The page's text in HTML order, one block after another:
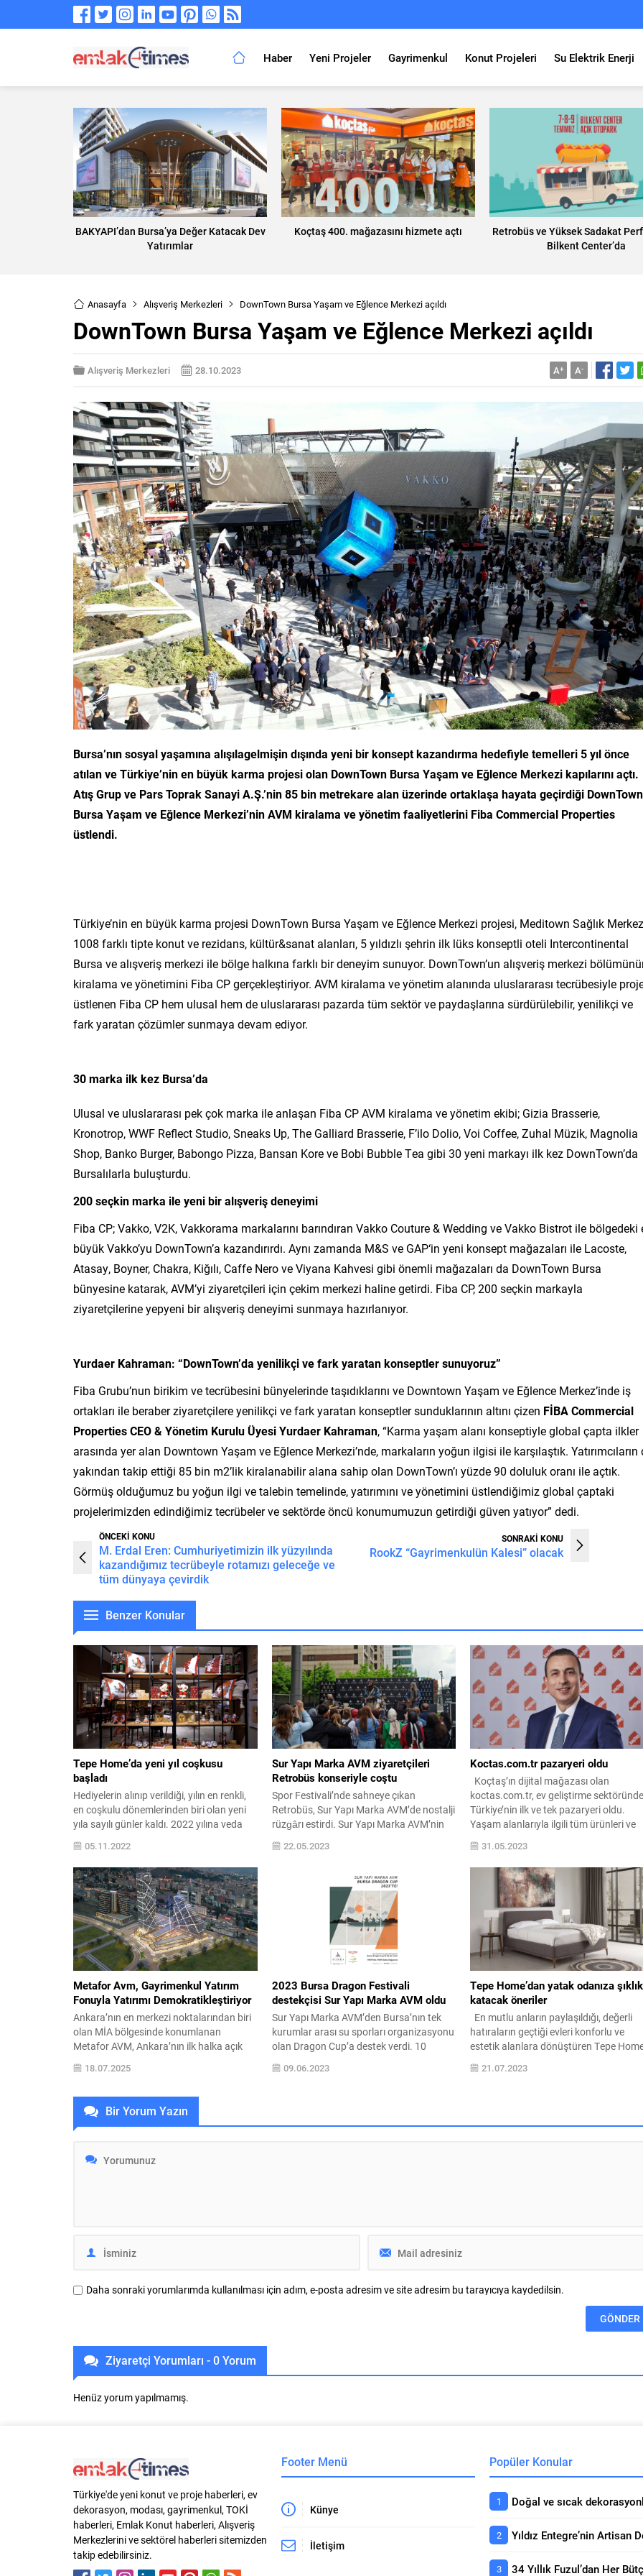
Haber Yeni Projeler Gayrimenkul Konut Projeleri Su Elektrik Enerji
BAKYAPI’dan Bursa’ya Değer Katacak Dev
Yatırımlar
Koçtaş 400. mağazasını hizmete açtı
Retrobüs ve Yüksek Sadakat
Bilkent Center’da
Anasayfa Alışveriş Merkezleri DownTown Bursa Yaşam ve Eğlence Merkezi açıldı
DownTown Bursa Yaşam ve Eğlence Merkezi açıldı
Alışveriş Merkezleri 28.10.2023 A+ A-
Bursa’nın sosyal yaşamına alışılagelmişin dışında yeni bir konsept kazandırma hedefiyle temelleri 5 yıl önce
atılan ve Türkiye’nin en büyük karma projesi olan DownTown Bursa Yaşam ve Eğlence Merkezi kapılarını açtı.
Atış Grup ve Pars Toprak Sanayi A.Ş.’nin 85 bin metrekare alan üzerinde ortaklaşa hayata geçirdiği DownTown
Bursa Yaşam ve Eğlence Merkezi’nin AVM kiralama ve yönetim faaliyetlerini Fiba Commercial Properties
üstlendi.
Türkiye’nin en büyük karma projesi DownTown Bursa Yaşam ve Eğlence Merkezi projesi, Meditown Sağlık
1008 farklı tipte konut ve rezidans, kültür&sanat alanları, 5 yıldızlı şehrin ilk lüks konseptli oteli Intercontinental
Bursa ve alışveriş merkezi ile bölge halkına farklı bir deneyim sunuyor. DownTown’un alışveriş merkezi
kiralama ve yönetimini Fiba CP gerçekleştiriyor. AVM kiralama ve yönetim alanında uluslararası tecrübesiyle
üstlenen Fiba CP hem ulusal hem de uluslararası pazarda tüm sektör ve paydaşlarına sürdürülebilir, yenilikçi ve
fark yaratan çözümler sunmaya devam ediyor.
30 marka ilk kez Bursa’da
Ulusal ve uluslararası pek çok marka ile anlaşan Fiba CP AVM kiralama ve yönetim ekibi; Gizia Brasserie,
Kronotrop, WWF Reflect Studio, Sneaks Up, The Galliard Brasserie, F’ilo Dolio, Voi Coffee, Zuhal Müzik, Magnolia
Shop, Banko Burger, Babongo Pizza, Bansan Kore ve Bobi Bubble Tea gibi 30 yeni markayı ilk kez DownTown’da
Bursalılarla buluşturdu.
200 seçkin marka ile yeni bir alışveriş deneyimi
Fiba CP; Vakko, V2K, Vakkorama markalarını barındıran Vakko Couture & Wedding ve Vakko Bistrot ile bölgedeki
büyük Vakko’yu DownTown’a kazandırırdı. Aynı zamanda M&S ve GAP‘in yeni konsept mağazaları ile Lacoste,
Atasay, Boyner, Chakra, Kiğılı, Caffe Nero ve Viyana Kahvesi gibi önemli mağazaları da DownTown Bursa
bünyesine katarak, AVM’yi ziyaretçileri için çekim merkezi haline getirdi. Fiba CP, 200 seçkin markayla
ziyaretçilerine yepyeni bir alışveriş deneyimi sunmaya hazırlanıyor.
Yurdaer Kahraman: “DownTown’da yenilikçi ve fark yaratan konseptler sunuyoruz”
Fiba Grubu’nun birikim ve tecrübesini bünyelerinde taşıdıklarını ve Downtown Yaşam ve Eğlence Merkez’inde iş
ortakları ile beraber ziyaretçilere yenilikçi ve fark yaratan konseptler sunduklarının altını çizen FİBA Commercial
Properties CEO & Yönetim Kurulu Üyesi Yurdaer Kahraman, “Karma yaşam alanı konseptiyle global çapta ilkler
arasında yer alan Downtown Yaşam ve Eğlence Merkezi’nde, markaların yoğun ilgisi ile karşılaştık. Yatırımcıların
yakından takip ettiği 85 bin m2’lik kiralanabilir alana sahip olan DownTown’ı yüzde 90 doluluk oranı ile açtık.
Görmüş olduğumuz bu yoğun ilgi ve talebin temelinde, yatırımını ve yönetimini üstlendiğimiz global çaptaki
projelerimizden edindiğimiz tecrübeler ve sektörde öncü konumumuzun getirdiği güven yatıyor” dedi.
ÖNCEKİ KONU
M. Erdal Eren: Cumhuriyetimizin ilk yüzyılında
kazandığımız tecrübeyle rotamızı geleceğe ve
tüm dünyaya çevirdik
SONRAKİ KONU
RookZ “Gayrimenkulün Kalesi” olacak
Benzer Konular
Tepe Home’da yeni yıl coşkusu
başladı
Hediyelerin alınıp verildiği, yılın en renkli,
en coşkulu dönemlerinden biri olan yeni
yıla sayılı günler kaldı. 2022 yılına veda
edip yepyeni bir yıla merhaba dediğimiz
bu günlerde; yediden yetmişe herkese
hitap eden Tepe Home, yeni yıl aksesuar
koleksiyonu ile dekorasyon severler için
büyülü ve masalsı bir dünyanın kapılarını
aralıyor. Büyük...
05.11.2022
Sur Yapı Marka AVM ziyaretçileri
Retrobüs konseriyle coştu
Spor Festivali’nde sahneye çıkan
Retrobüs, Sur Yapı Marka AVM’de nostalji
rüzgârı estirdi. Sur Yapı Marka AVM’nin
Akademi Caddesi açık otoparkında
buluşan yüzlerce kişi 70’li, 80’li ve 90’lı
Türkiye’nin en seçkin markalarını
ziyaretçileriyle buluşturan Sur Yapı Marka
AVM’nin geleneksel hale gelen Spor
Festivali, bu...
22.05.2023
Koctas.com.tr pazaryeri oldu
Koçtaş’ın dijital mağazası olan
koctas.com.tr, ev geliştirme
Türkiye’nin ilk ve tek pazaryeri oldu.
Yaşam alanlarıyla ilgili tüm ürünleri ve
çözüm önerilerini bir arada sunan
koctas.com.tr, geniş tedarikçi ağıyla
binlerce ürün seçeneğini Koçtaş
satış sonrası hizmet avantajıyla
müşterileriyle buluşturuyor. Konuyla
ilgili açıklama yapan Koçtaş Genel
Müdürü...
31.05.2023
Metafor Avm, Gayrimenkul Yatırım
Fonuyla Yatırımı Demokratikleştiriyor
Ankara’nın en merkezi noktalarından biri
olan MİA bölgesinde konumlanan
Metafor AVM, Ankara’nın ilk halka açık
Gayrimenkul Yatırım Fonu (GYF) olarak
rekor taleple yatırımcılarla buluştu.
yatırımcının ilgisiyle sektöre güçlü bir giriş
yaptı ve “daha erişilebilir, şeffaf ve
sürdürülebilir gayrimenkul yatırımı”
geldi. GAYRİMENKULDE YENİ...
18.07.2025
2023 Bursa Dragon Festivali
destekçisi Sur Yapı Marka AVM oldu
Sur Yapı Marka AVM’den Bursa’nın tek
kurumlar arası su sporları organizasyonu
olan Dragon Cup’a destek verdi. 10
Haziran’da Nefes Dağyenice’de
gerçekleştirilecek olan Bursa Dragon Cup
09.06.2023
Tepe Home’dan yatak odanıza şıklık
katacak öneriler
En mutlu anların paylaşıldığı, değerli
hatıraların geçtiği evleri konforlu ve
estetik alanlara dönüştüren Tepe
özgün tasarımlarıyla yatak
zarafet katıyor. Evinizin en özel köşesi
21.07.2023
Bir Yorum Yazın
Daha sonraki yorumlarımda kullanılması için adım, e-posta adresim ve site adresim bu tarayıcıya kaydedilsin.
Ziyaretçi Yorumları - 0 Yorum
Henüz yorum yapılmamış.
Türkiye'de yeni konut ve proje haberleri, ev
dekorasyon, modası, gayrimenkul, TOKİ
haberleri, Emlak Konut haberleri, Alışveriş
Merkezlerini ve sektörel haberleri sitemizden
takip edebilirsiniz.
Footer Menü
Künye
İletişim
Popüler Konular